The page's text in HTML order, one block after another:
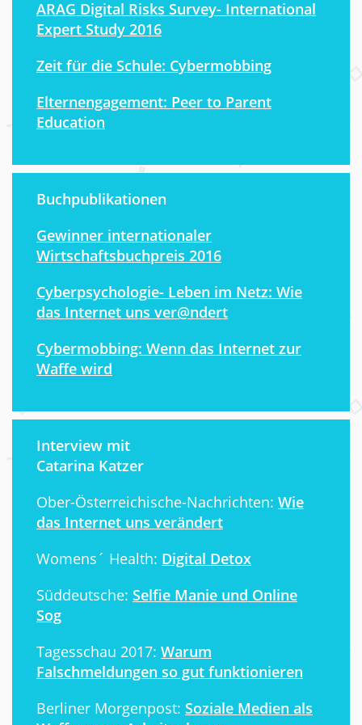
ARAG Digital Risks Survey- International
Expert Study 2016
Zeit für die Schule: Cybermobbing
Elternengagement: Peer to Parent
Education
Buchpublikationen
Gewinner internationaler
Wirtschaftsbuchpreis 2016
Cyberpsychologie- Leben im Netz: Wie
das Internet uns ver@ndert
Cybermobbing: Wenn das Internet zur
Waffe wird
Interview mit
Catarina Katzer
Ober-Österreichische-Nachrichten: Wie
das Internet uns verändert
Womens´ Health: Digital Detox
Süddeutsche: Selfie Manie und Online
Sog
Tagesschau 2017: Warum
Falschmeldungen so gut funktionieren
Berliner Morgenpost: Soziale Medien als